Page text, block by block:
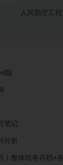
人民防空工
版
笔记
分析
丨整体组卷存档+